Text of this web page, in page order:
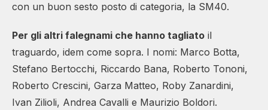
con un buon sesto posto di categoria, la SM40.
Per gli altri falegnami che hanno tagliato il
traguardo, idem come sopra. I nomi: Marco Botta,
Stefano Bertocchi, Riccardo Bana, Roberto Tononi,
Roberto Crescini, Garza Matteo, Roby Zanardini,
Ivan Zilioli, Andrea Cavalli e Maurizio Boldori.